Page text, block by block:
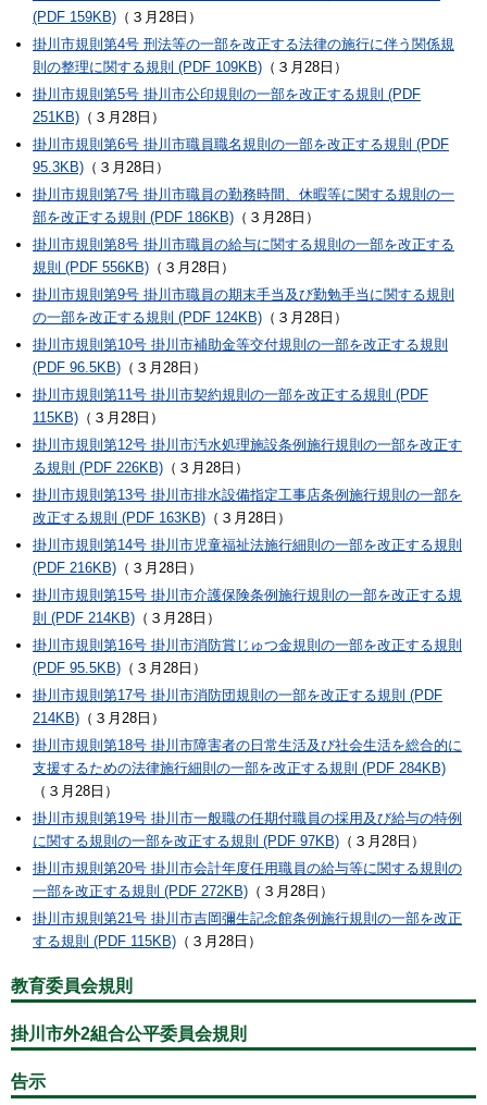
(PDF 159KB) （３月28日）
掛川市規則第4号 刑法等の一部を改正する法律の施行に伴う関係規
則の整理に関する規則 (PDF 109KB) （３月28日）
掛川市規則第5号 掛川市公印規則の一部を改正する規則 (PDF
251KB) （３月28日）
掛川市規則第6号 掛川市職員職名規則の一部を改正する規則 (PDF
95.3KB) （３月28日）
掛川市規則第7号 掛川市職員の勤務時間、休暇等に関する規則の一
部を改正する規則 (PDF 186KB) （３月28日）
掛川市規則第8号 掛川市職員の給与に関する規則の一部を改正する
規則 (PDF 556KB) （３月28日）
掛川市規則第9号 掛川市職員の期末手当及び勤勉手当に関する規則
の一部を改正する規則 (PDF 124KB) （３月28日）
掛川市規則第10号 掛川市補助金等交付規則の一部を改正する規則
(PDF 96.5KB) （３月28日）
掛川市規則第11号 掛川市契約規則の一部を改正する規則 (PDF
115KB) （３月28日）
掛川市規則第12号 掛川市汚水処理施設条例施行規則の一部を改正す
る規則 (PDF 226KB) （３月28日）
掛川市規則第13号 掛川市排水設備指定工事店条例施行規則の一部を
改正する規則 (PDF 163KB) （３月28日）
掛川市規則第14号 掛川市児童福祉法施行細則の一部を改正する規則
(PDF 216KB) （３月28日）
掛川市規則第15号 掛川市介護保険条例施行規則の一部を改正する規
則 (PDF 214KB) （３月28日）
掛川市規則第16号 掛川市消防賞じゅつ金規則の一部を改正する規則
(PDF 95.5KB) （３月28日）
掛川市規則第17号 掛川市消防団規則の一部を改正する規則 (PDF
214KB) （３月28日）
掛川市規則第18号 掛川市障害者の日常生活及び社会生活を総合的に
支援するための法律施行細則の一部を改正する規則 (PDF 284KB)
（３月28日）
掛川市規則第19号 掛川市一般職の任期付職員の採用及び給与の特例
に関する規則の一部を改正する規則 (PDF 97KB) （３月28日）
掛川市規則第20号 掛川市会計年度任用職員の給与等に関する規則の
一部を改正する規則 (PDF 272KB) （３月28日）
掛川市規則第21号 掛川市吉岡彌生記念館条例施行規則の一部を改正
する規則 (PDF 115KB) （３月28日）
教育委員会規則
掛川市外2組合公平委員会規則
告示